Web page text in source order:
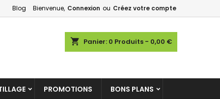
Bienvenue, Connexion ou Créez votre compte
Blog
shopping_cart Panier: 0 Produits - 0,00 €
PROMOTIONS BONS PLANS